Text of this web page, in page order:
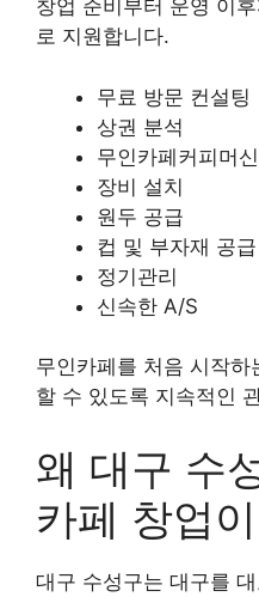
창업 준비부터 운영 이
로 지원합니다.
무료 방문 컨설팅
상권 분석
무인카페커피머
장비 설치
원두 공급
컵 및 부자재 공급
정기관리
신속한 A/S
무인카페를 처음 시작
할 수 있도록 지속적인
왜 대구 수
카페 창업
대구 수성구는 대구를